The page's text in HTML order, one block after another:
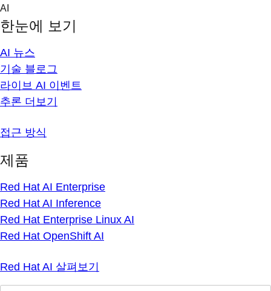
Skip
content
AI
한눈에 보기
AI 뉴스
기술 블로그
라이브 AI 이벤트
추론 더보기
접근 방식
제품
Red Hat AI Enterprise
Red Hat AI Inference
Red Hat Enterprise Linux AI
Red Hat OpenShift AI
Red Hat AI 살펴보기